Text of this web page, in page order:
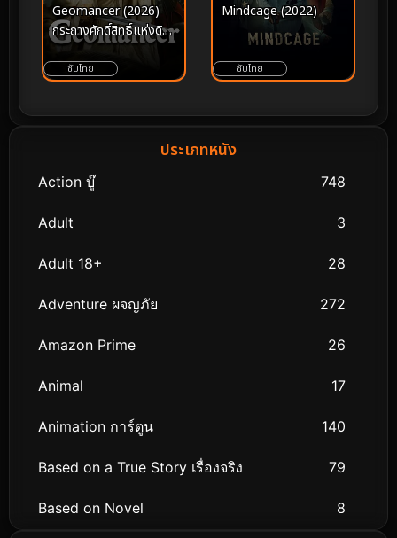
Geomancer (2026)
กระถางศักดิ์สิทธิ์แห่งดิน
แดน
ซับไทย
Mindcage (2022)
ซับไทย
ประเภทหนัง
Action บู๊ 748
Adult 3
Adult 18+ 28
Adventure ผจญภัย 272
Amazon Prime 26
Animal 17
Animation การ์ตูน 140
Based on a True Story เรื่องจริง 79
Based on Novel 8